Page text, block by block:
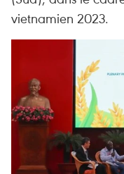
vietnamien 2023.